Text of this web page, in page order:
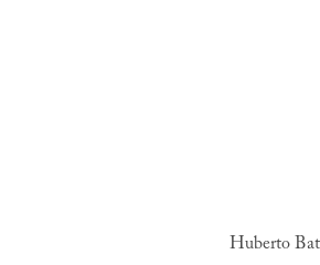
Huberto